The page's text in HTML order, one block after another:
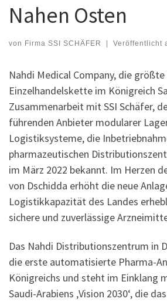
Nahen Osten
von Firma SSI SCHÄFER | Veröffentlicht
Nahdi Medical Company, die
Einzelhandelskette im Königreich
Zusammenarbeit mit SSI Schäfer,
führenden Anbieter modularer
Logistiksysteme, die
pharmazeutischen
im März 2022 bekannt. Im Herzen
von Dschidda erhöht die neue
Logistikkapazität des Landes
sichere und zuverlässige
Das Nahdi Distributionszentrum in
die erste automatisierte Pharma-
Königreichs und steht im Einklang
Saudi-Arabiens ‚Vision 2030‘, die